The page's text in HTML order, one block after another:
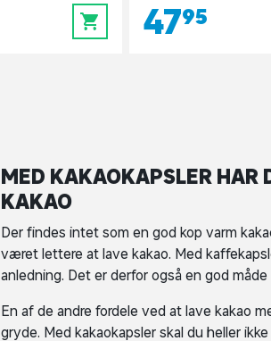
0 47,95
MED KAKAOKAPSLER HAR
KAKAO
Der findes intet som en god kop varm
været lettere at lave kakao. Med
anledning. Det er derfor også en god
En af de andre fordele ved at lave kakao
gryde. Med kakaokapsler skal du heller